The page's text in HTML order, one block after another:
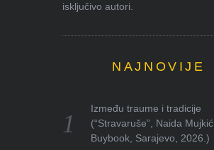
isključivo autori.
NAJNOVIJE
Između traume i tradicije
(“Stravaruše”, Naida Mujkić,
Buybook, Sarajevo, 2026.)